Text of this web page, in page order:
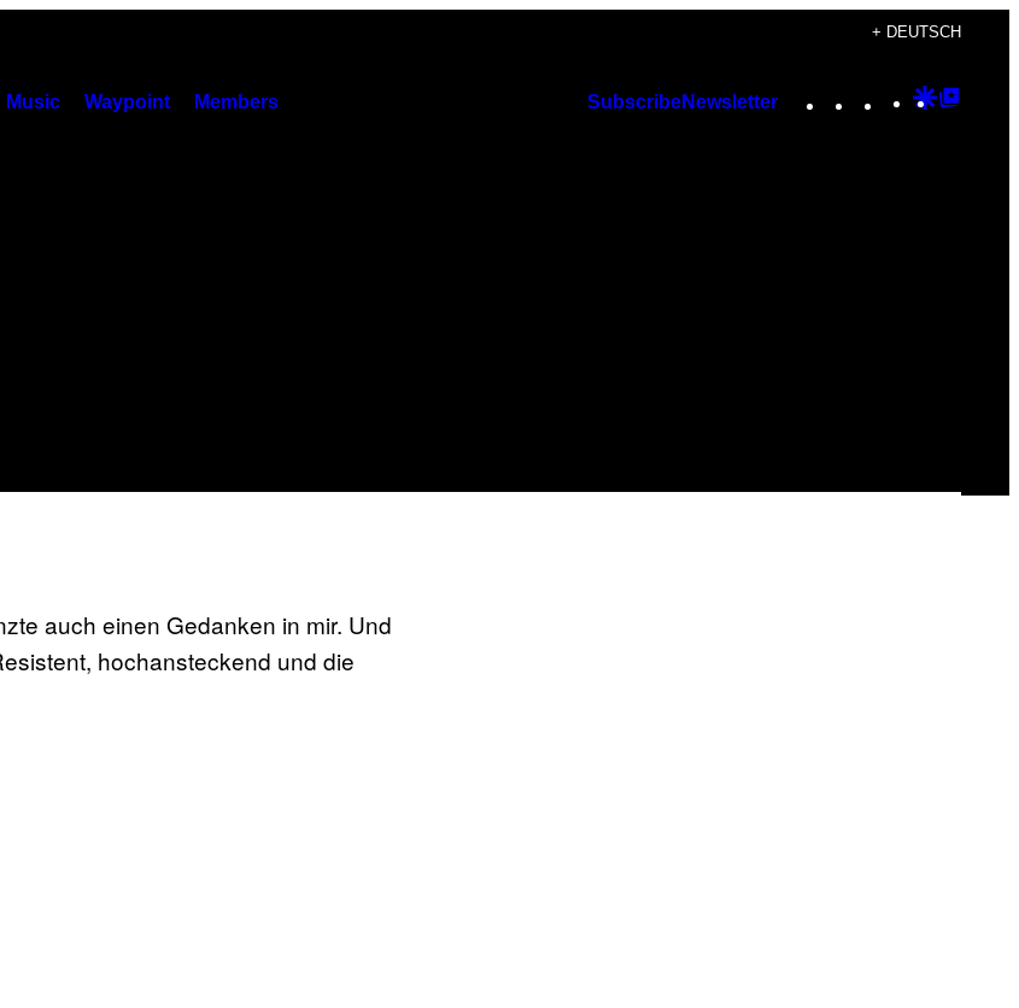
+ DEUTSCH
Music Waypoint Members SubscribeNewsletter Instagram
TikTok
YouTube
Google
auch einen Gedanken in mir. Und
hochansteckend und die